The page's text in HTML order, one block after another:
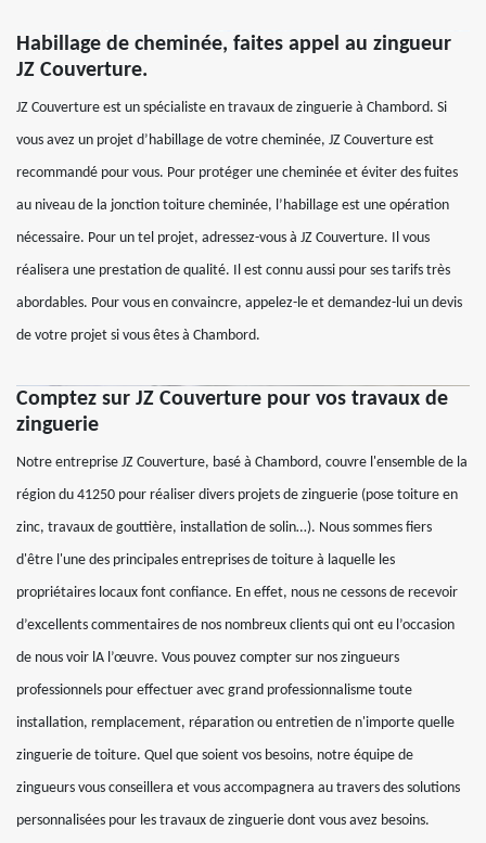
Habillage de cheminée, faites appel au zingueur
JZ Couverture.
JZ Couverture est un spécialiste en travaux de zinguerie à Chambord. Si
vous avez un projet d’habillage de votre cheminée, JZ Couverture est
recommandé pour vous. Pour protéger une cheminée et éviter des fuites
au niveau de la jonction toiture cheminée, l’habillage est une opération
nécessaire. Pour un tel projet, adressez-vous à JZ Couverture. Il vous
réalisera une prestation de qualité. Il est connu aussi pour ses tarifs très
abordables. Pour vous en convaincre, appelez-le et demandez-lui un devis
de votre projet si vous êtes à Chambord.
Comptez sur JZ Couverture pour vos travaux de
zinguerie
Notre entreprise JZ Couverture, basé à Chambord, couvre l'ensemble de la
région du 41250 pour réaliser divers projets de zinguerie (pose toiture en
zinc, travaux de gouttière, installation de solin…). Nous sommes fiers
d'être l'une des principales entreprises de toiture à laquelle les
propriétaires locaux font confiance. En effet, nous ne cessons de recevoir
d’excellents commentaires de nos nombreux clients qui ont eu l’occasion
de nous voir lA l’œuvre. Vous pouvez compter sur nos zingueurs
professionnels pour effectuer avec grand professionnalisme toute
installation, remplacement, réparation ou entretien de n'importe quelle
zinguerie de toiture. Quel que soient vos besoins, notre équipe de
zingueurs vous conseillera et vous accompagnera au travers des solutions
personnalisées pour les travaux de zinguerie dont vous avez besoins.